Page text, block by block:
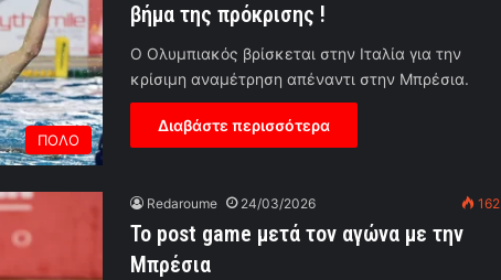
ΠΟΛΟ
βήμα της πρόκρισης !
Ο Ολυμπιακός βρίσκεται στην Ιταλία για την
κρίσιμη αναμέτρηση απέναντι στην Μπρέσια.
Διαβάστε περισσότερα
Redaroume 24/03/2026 162
Το post game μετά τον αγώνα με την
Μπρέσια